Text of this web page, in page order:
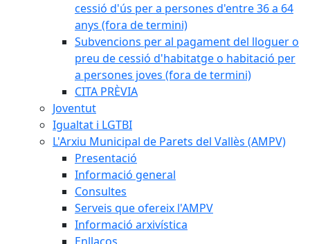
cessió d'ús per a persones d'entre 36 a 64
anys (fora de termini)
Subvencions per al pagament del lloguer o
preu de cessió d'habitatge o habitació per
a persones joves (fora de termini)
CITA PRÈVIA
Joventut
Igualtat i LGTBI
L'Arxiu Municipal de Parets del Vallès (AMPV)
Presentació
Informació general
Consultes
Serveis que ofereix l'AMPV
Informació arxivística